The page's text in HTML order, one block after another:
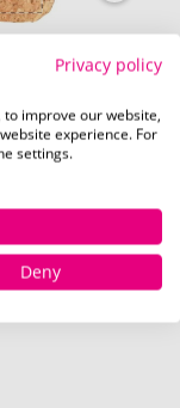
Privacy policy
improve our website,
experience. For
settings.
Deny